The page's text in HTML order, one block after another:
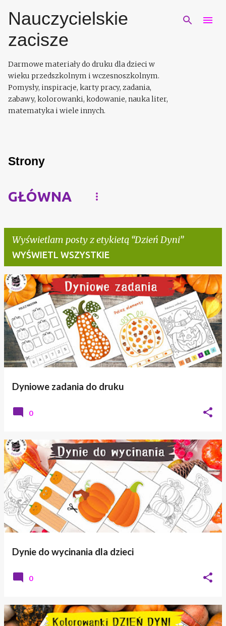
Przejdź do głównej zawartości
Nauczycielskie
zacisze
Darmowe materiały do druku dla dzieci w
wieku przedszkolnym i wczesnoszkolnym.
Pomysły, inspiracje, karty pracy, zadania,
zabawy, kolorowanki, kodowanie, nauka liter,
matematyka i wiele innych.
Strony
GŁÓWNA
Wyświetlam posty z etykietą Dzień Dyni
WYŚWIETL WSZYSTKIE
P
o
s
t
y
Dyniowe zadania do druku
0
Dynie do wycinania dla dzieci
0